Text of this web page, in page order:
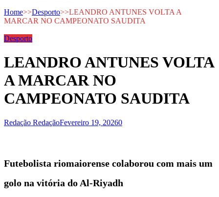
Home>>Desporto>>LEANDRO ANTUNES VOLTA A
MARCAR NO CAMPEONATO SAUDITA
Desporto
LEANDRO ANTUNES VOLTA
A MARCAR NO
CAMPEONATO SAUDITA
Redação RedaçãoFevereiro 19, 20260
Futebolista riomaiorense colaborou com mais um
golo na vitória do Al-Riyadh